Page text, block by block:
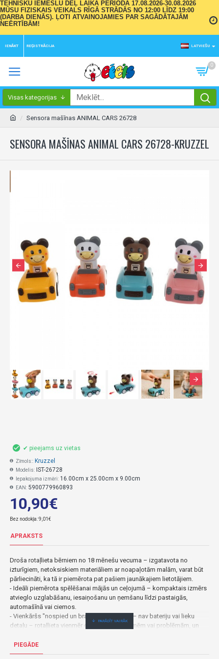
TEHNISKU IEMESLU DĒĻ LAIKA PERIODĀ 17.08.2026-30.08.2026
MŪSU FIZISKAIS VEIKALS RĪGĀ STRĀDĀS NO 12:00 LĪDZ 19:00
(DARBA DIENĀS). ĻOTI ATVAINOJAMIES PAR SAGĀDĀTAJĀM
NEĒRTĪBĀM!
IENĀKT REĢISTRĀCIJA LATVIEŠU
0
Visas kategorijas
Sensora mašīnas ANIMAL CARS 26728
SENSORA MAŠĪNAS ANIMAL CARS 26728-KRUZZEL
10,90€
Bez nodokļa: 9,01€
✔ pieejams uz vietas
Zīmols:: Kruzzel
Modelis: IST-26728
Iepakojuma izmēri: 16.00cm x 25.00cm x 9.00cm
EAN: 5900779960893
APRAKSTS
Droša rotaļlieta bērniem no 18 mēnešu vecuma – izgatavota no
izturīgiem, netoksiskiem materiāliem ar noapaļotām malām, varat būt
pārliecināti, ka tā ir piemērota pat pašiem jaunākajiem lietotājiem.
- Ideāli piemērota spēlēšanai mājās un ceļojumā – kompaktais izmērs
atvieglo uzglabāšanu, iesaiņošanu un ņemšanu līdzi pastaigās,
automašīnā vai ciemos.
- Vienkāršs "nospied un brauc" mehānisms – nav bateriju vai lieku
detaļu – rotaļlieta vienmēr darbojas bez kļūmēm vai problēmām, un
- Ideāls izmērs mazām rociņām – 9,5 x 6,5 cm – padara automašīnas
viegli satveramas.
PIEGĀDE